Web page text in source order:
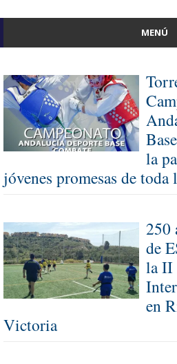
MENÚ
la
jóvenes promesas de toda
250
de
la II
en
Victoria